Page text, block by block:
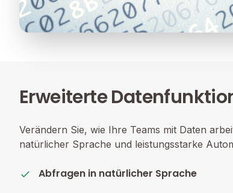
Erweiterte
Verändern Sie, wie Ihre Teams mit Daten
natürlicher Sprache und leistungsstarke
Abfragen in natürlicher Sprache